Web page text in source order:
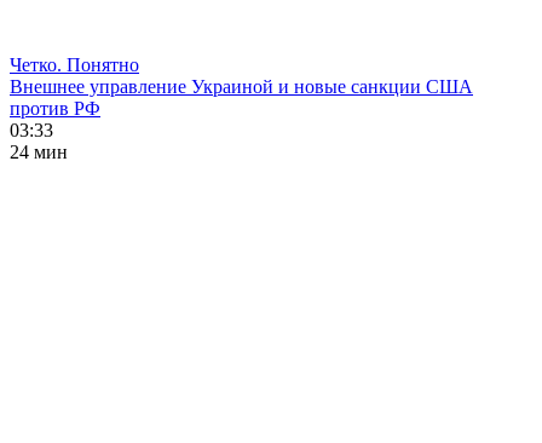
Четко. Понятно
Внешнее управление Украиной и новые санкции США
против РФ
03:33
24 мин